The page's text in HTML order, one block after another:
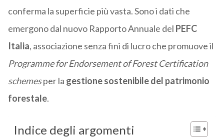
conferma la superficie più vasta.Sono i dati che
emergono dal nuovo Rapporto Annuale del PEFC
Italia, associazione senza fini di lucro che promuoveil
Programme for Endorsement of Forest Certification
schemesper la gestione sostenibile del patrimonio
forestale.
Indice degli argomenti